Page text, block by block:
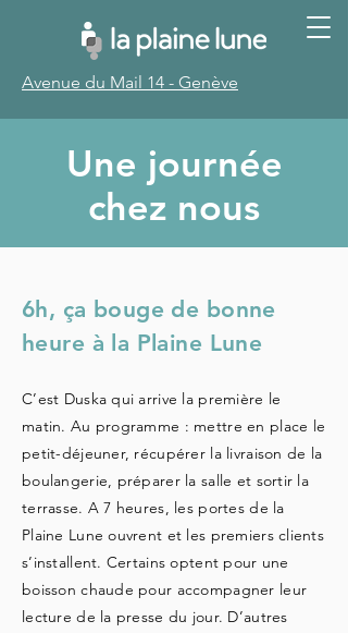
Avenue du Mail 14 - Genève
Une journée
chez nous
6h, ça bouge de bonne
heure à la Plaine Lune
C’est Duska qui arrive la première le
matin. Au programme : mettre en place le
petit-déjeuner, récupérer la livraison de la
boulangerie, préparer la salle et sortir la
terrasse. A 7 heures, les portes de la
Plaine Lune ouvrent et les premiers clients
s’installent. Certains optent pour une
boisson chaude pour accompagner leur
lecture de la presse du jour. D’autres